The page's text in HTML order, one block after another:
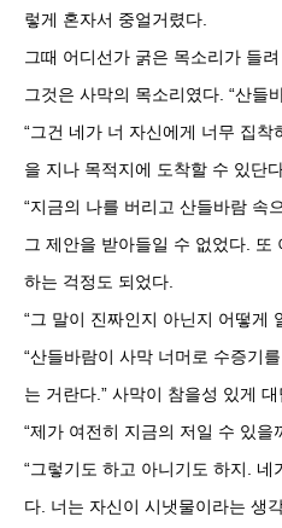
렇게 혼자서 중얼거렸다.
그때 어디선가 굵은 목소리가 들
그것은 사막의 목소리였다. “산들
“그건 네가 너 자신에게 너무 집
을 지나 목적지에 도착할 수 있단
“지금의 나를 버리고 산들바람 속
그 제안을 받아들일 수 없었다. 또
하는 걱정도 되었다.
“그 말이 진짜인지 아닌지 어떻게
“산들바람이 사막 너머로 수증기
는 거란다.” 사막이 참을성 있게 대
“제가 여전히 지금의 저일 수 있을
“그렇기도 하고 아니기도 하지.
다. 너는 자신이 시냇물이라는 생